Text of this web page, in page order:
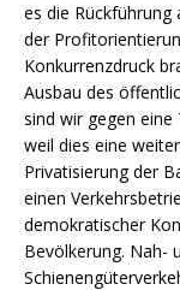
es die Rückführung
der
Konkurrenzdruck
Ausbau des
sind wir gegen
weil dies eine
Privatisierung der
einen
demokratischer
Bevölkerung. Nah-